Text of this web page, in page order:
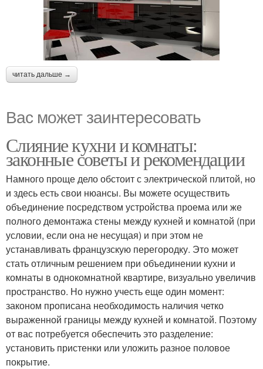
читать дальше →
Вас может заинтересовать
Слияние кухни и комнаты:
законные советы и рекомендации
Намного проще дело обстоит с электрической плитой, но
и здесь есть свои нюансы. Вы можете осуществить
объединение посредством устройства проема или же
полного демонтажа стены между кухней и комнатой (при
условии, если она не несущая) и при этом не
устанавливать французскую перегородку. Это может
стать отличным решением при объединении кухни и
комнаты в однокомнатной квартире, визуально увеличив
пространство. Но нужно учесть еще один момент:
законом прописана необходимость наличия четко
выраженной границы между кухней и комнатой. Поэтому
от вас потребуется обеспечить это разделение:
установить пристенки или уложить разное половое
покрытие.